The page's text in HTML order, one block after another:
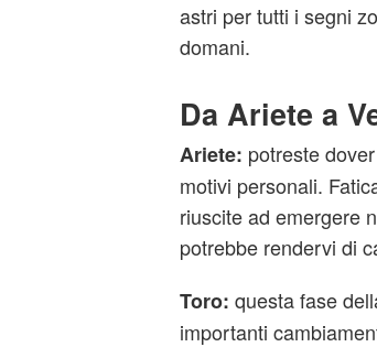
astri per tutti i segni
domani.
Da Ariete a
Ariete: potreste
motivi personali.
riuscite ad emergere
potrebbe rendervi di
Toro: questa fase
importanti